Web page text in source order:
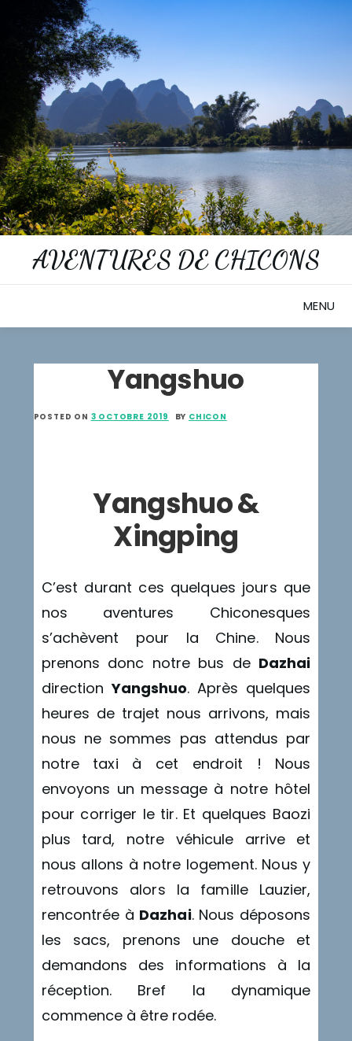
content
AVENTURES DE CHICONS
MENU
Yangshuo
POSTED ON 3 OCTOBRE 2019 BY CHICON
Yangshuo &
Xingping
C’est durant ces quelques jours que
nos aventures Chiconesques
s’achèvent pour la Chine. Nous
prenons donc notre bus de Dazhai
directionYangshuo. Après quelques
heures de trajet nous arrivons, mais
nous ne sommes pas attendus par
notre taxi à cet endroit ! Nous
envoyons un message à notre hôtel
pour corriger le tir. Et quelques Baozi
plus tard, notre véhicule arrive et
nous allons à notre logement. Nous y
retrouvons alors la famille Lauzier,
rencontrée à Dazhai. Nous déposons
les sacs, prenons une douche et
demandons des informations à la
réception. Bref la dynamique
commence à être rodée.